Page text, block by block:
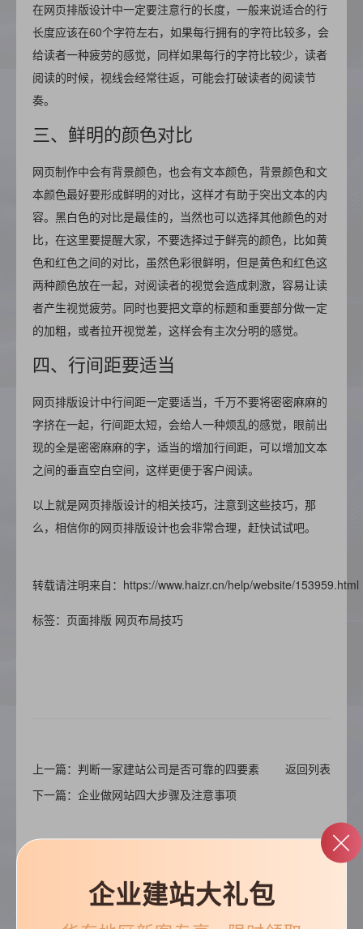
在网页排版设计中一定要注意行的长度，一般来说适合的行
长度应该在60个字符左右，如果每行拥有的字符比较多，会
给读者一种疲劳的感觉，同样如果每行的字符比较少，读者
阅读的时候，视线会经常往返，可能会打破读者的阅读节
奏。
三、鲜明的颜色对比
网页制作中会有背景颜色，也会有文本颜色，背景颜色和文
本颜色最好要形成鲜明的对比，这样才有助于突出文本的内
容。黑白色的对比是最佳的，当然也可以选择其他颜色的对
比，在这里要提醒大家，不要选择过于鲜亮的颜色，比如黄
色和红色之间的对比，虽然色彩很鲜明，但是黄色和红色这
两种颜色放在一起，对阅读者的视觉会造成刺激，容易让读
者产生视觉疲劳。同时也要把文章的标题和重要部分做一定
的加粗，或者拉开视觉差，这样会有主次分明的感觉。
四、行间距要适当
网页排版设计中行间距一定要适当，千万不要将密密麻麻的
字挤在一起，行间距太短，会给人一种烦乱的感觉，眼前出
现的全是密密麻麻的字，适当的增加行间距，可以增加文本
之间的垂直空白空间，这样更便于客户阅读。
以上就是网页排版设计的相关技巧，注意到这些技巧，那
么，相信你的网页排版设计也会非常合理，赶快试试吧。
转载请注明来自：https://www.haizr.cn/help/website/153959.html
标签：页面排版 网页布局技巧
上一篇：判断一家建站公司是否可靠的四要素
返回列表
下一篇：企业做网站四大步骤及注意事项
企业建站大礼包